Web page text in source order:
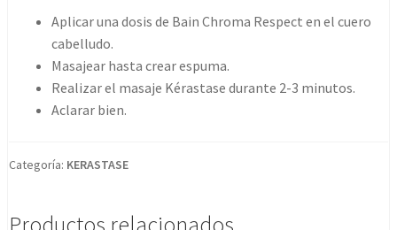
Aplicar una dosis de Bain Chroma Respect en el cuero
cabelludo.
Masajear hasta crear espuma.
Realizar el masaje Kérastase durante 2-3 minutos.
Aclarar bien.
Categoría: KERASTASE